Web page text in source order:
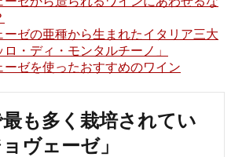
ーゼの亜種から生まれたイタリア三大
・ディ・モンタルチーノ」
ーゼを使ったおすすめのワイン
ヴェーゼ」